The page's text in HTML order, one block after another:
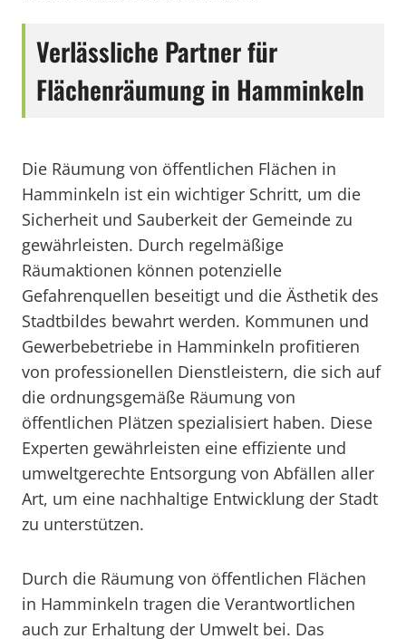
Verlässliche Partner für
Flächenräumung in Hamminkeln
Die Räumung von öffentlichen Flächen in
Hamminkeln ist ein wichtiger Schritt, um die
Sicherheit und Sauberkeit der Gemeinde zu
gewährleisten. Durch regelmäßige
Räumaktionen können potenzielle
Gefahrenquellen beseitigt und die Ästhetik des
Stadtbildes bewahrt werden. Kommunen und
Gewerbebetriebe in Hamminkeln profitieren
von professionellen Dienstleistern, die sich auf
die ordnungsgemäße Räumung von
öffentlichen Plätzen spezialisiert haben. Diese
Experten gewährleisten eine effiziente und
umweltgerechte Entsorgung von Abfällen aller
Art, um eine nachhaltige Entwicklung der Stadt
zu unterstützen.
Durch die Räumung von öffentlichen Flächen
in Hamminkeln tragen die Verantwortlichen
auch zur Erhaltung der Umwelt bei. Das